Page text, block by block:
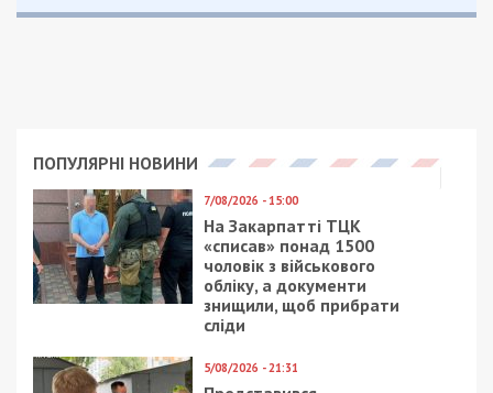
Facebook
Telegram
Twitter
WhatsApp
ViberEmail
Категории:Суспільство| Метки:дети
Также читайте:Министр из Днепра заставил